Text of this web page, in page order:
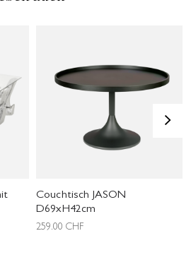
Couchtisch JASON
D69xH42cm
259.00 CHF
>